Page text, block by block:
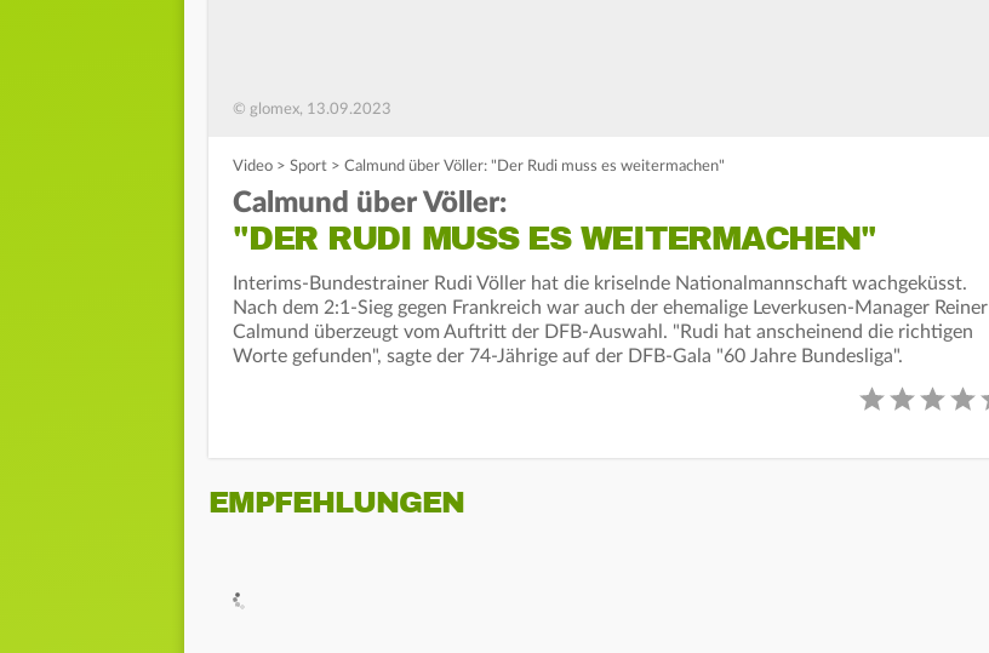
© glomex, 13.09.2023
Video > Sport > Calmund über Völler: "Der Rudi muss es weitermachen"
Calmund über Völler:
"DER RUDI MUSS ES WEITERMACHEN"
Interims-Bundestrainer Rudi Völler hat die kriselnde Nationalmannschaft wachgeküsst.
Nach dem 2:1-Sieg gegen Frankreich war auch der ehemalige Leverkusen-Manager Reiner
Calmund überzeugt vom Auftritt der DFB-Auswahl. "Rudi hat anscheinend die richtigen
Worte gefunden", sagte der 74-Jährige auf der DFB-Gala "60 Jahre Bundesliga".
EMPFEHLUNGEN